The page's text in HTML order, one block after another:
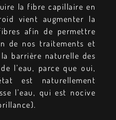
la fibre capillaire en
vient augmenter la
afin de permettre
de nos traitements et
barrière naturelle des
l’eau, parce que oui,
est naturellement
l’eau, qui est nocive